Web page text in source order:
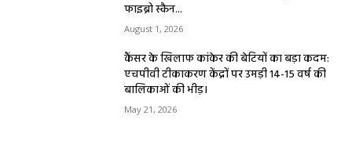
फाइब्रो स्कैन...
August 1, 2026
कैंसर के खिलाफ कांकेर की बेटियों का बड़ा कदम:
एचपीवी टीकाकरण केंद्रों पर उमड़ी 14-15 वर्ष की
बालिकाओं की भीड़।
May 21, 2026